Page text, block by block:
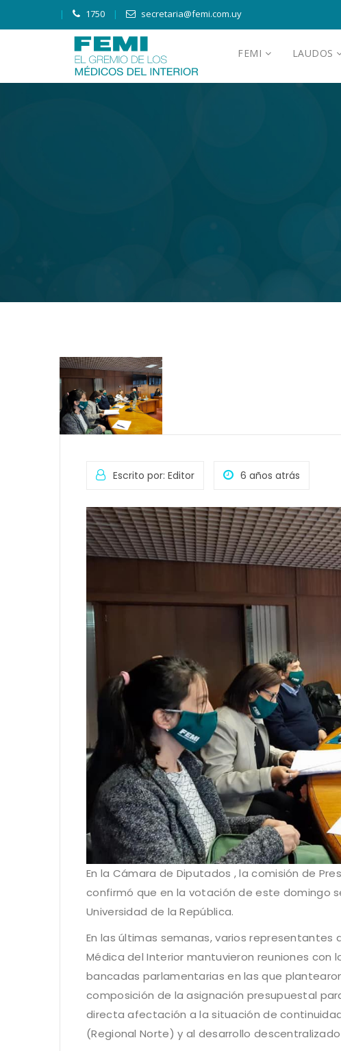
1750 secretaria@femi.com.uy
FEMI LAUDOS
Escrito por: Editor 6 años atrás
En la Cámara de Diputados , la comisión de
confirmó que en la votación de este domingo
Universidad de la República.
En las últimas semanas, varios representantes
Médica del Interior mantuvieron reuniones con
bancadas parlamentarias en las que
composición de la asignación presupuestal
directa afectación a la situación de
(Regional Norte) y al desarrollo